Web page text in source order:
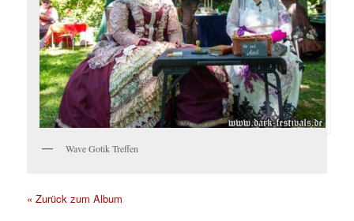
Wave Gotik Treffen
« Zurück zum Album